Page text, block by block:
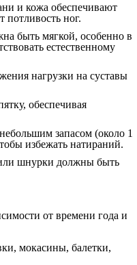
и кожа обеспечивают
потливость ног.
быть мягкой, особенно в
естественному
нагрузки на суставы
обеспечивая
запасом (около 1
избежать натираний.
шнурки должны быть
от времени года и
мокасины, балетки,